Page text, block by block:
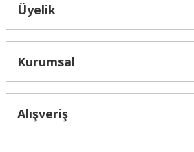
Üyelik
Kurumsal
Alışveriş